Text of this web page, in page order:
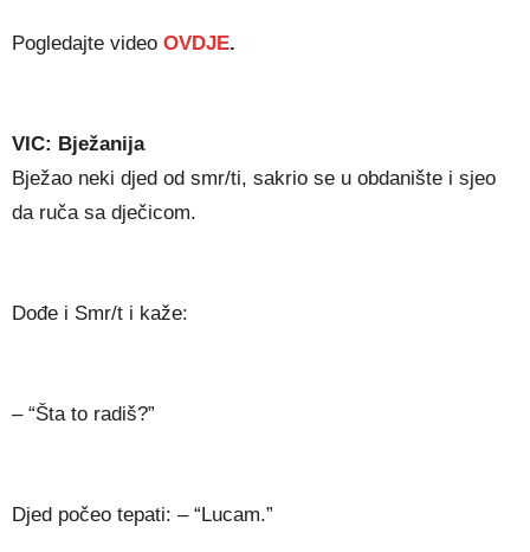
Pogledajte video OVDJE.
VIC: Bježanija
Bježao neki djed od smr/ti, sakrio se u obdanište i sjeo
da ruča sa dječicom.
Dođe i Smr/t i kaže:
– “Šta to radiš?”
Djed počeo tepati: – “Lucam.”